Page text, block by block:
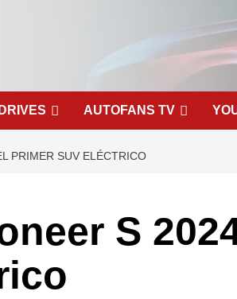
AUTOFANS TV
PRIMER SUV ELÉCTRICO
S